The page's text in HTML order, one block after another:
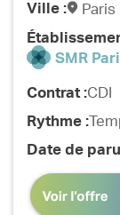
Ville :
Paris
SMR
Contrat :CDI
Rythme :
Date de